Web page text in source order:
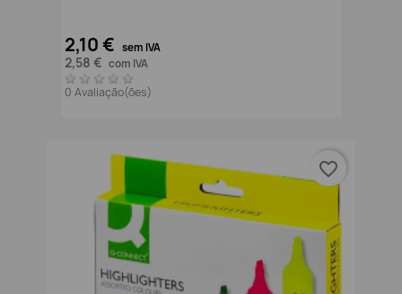
2,10 € sem IVA
2,58 € com IVA
0 Avaliação(ões)
favorite_border